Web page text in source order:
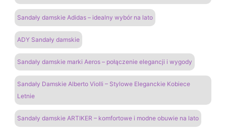
Sandały damskie Adidas – idealny wybór na lato
ADY Sandały damskie
Sandały damskie marki Aeros – połączenie elegancji i wygody
Sandały Damskie Alberto Violli – Stylowe Eleganckie Kobiece
Letnie
Sandały damskie ARTIKER – komfortowe i modne obuwie na lato